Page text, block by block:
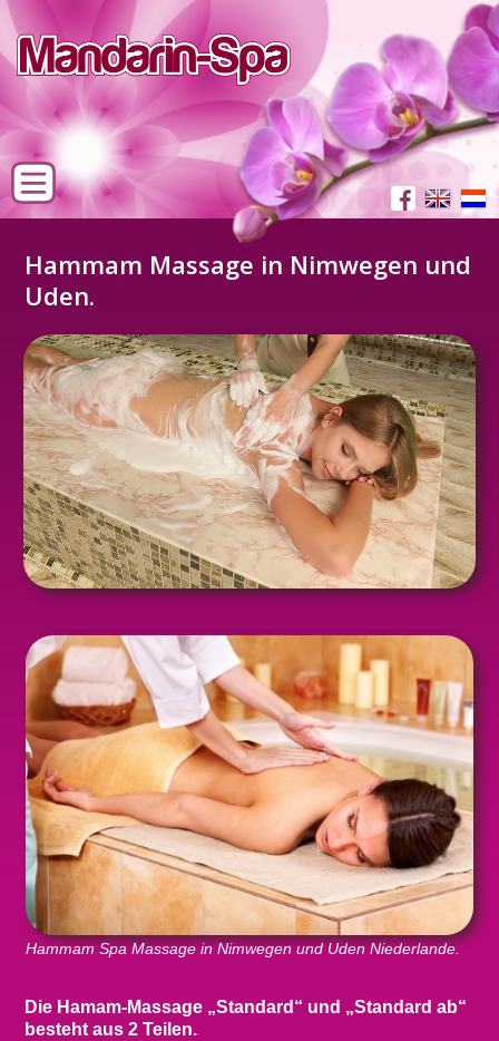
Hammam Massage in Nimwegen und
Uden.
Hammam Spa Massage in Nimwegen und Uden Niederlande.
Die Hamam-Massage „Standard“ und „Standard ab“
besteht aus 2 Teilen.